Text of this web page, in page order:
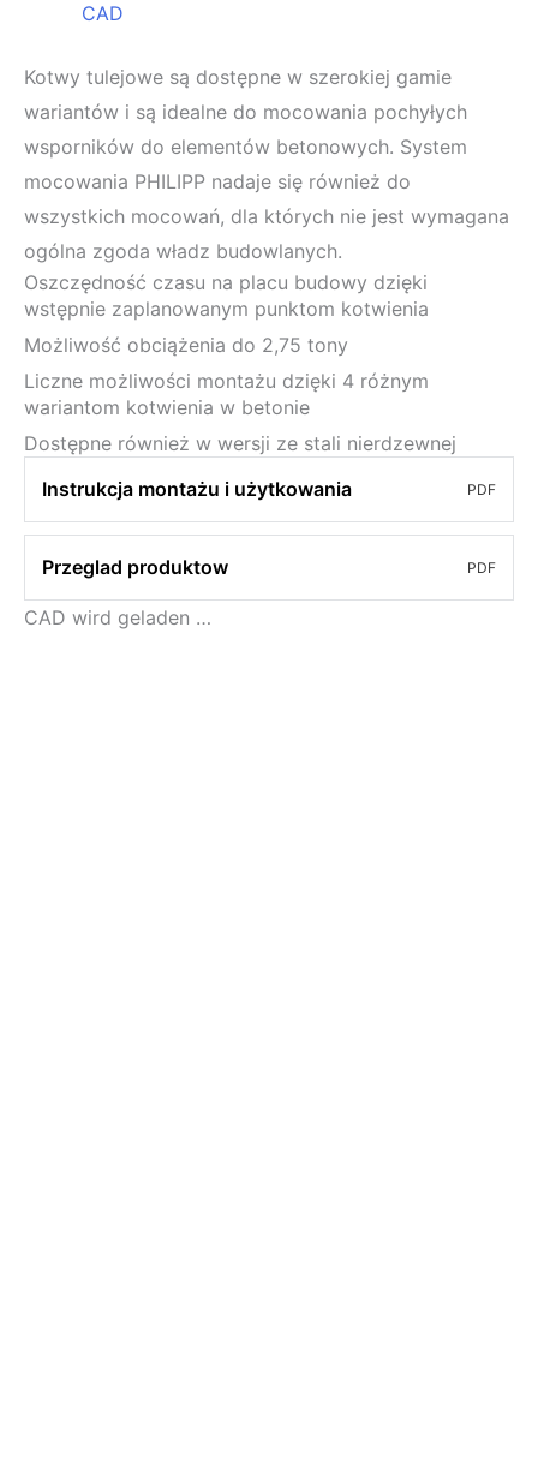
CAD
Kotwy tulejowe są dostępne w szerokiej gamie
wariantów i są idealne do mocowania pochyłych
wsporników do elementów betonowych. System
mocowania PHILIPP nadaje się również do
wszystkich mocowań, dla których nie jest wymagana
ogólna zgoda władz budowlanych.
Oszczędność czasu na placu budowy dzięki
wstępnie zaplanowanym punktom kotwienia
Możliwość obciążenia do 2,75 tony
Liczne możliwości montażu dzięki 4 różnym
wariantom kotwienia w betonie
Dostępne również w wersji ze stali nierdzewnej
Instrukcja montażu i użytkowania
PDF
Przeglad produktow PDF
CAD wird geladen …